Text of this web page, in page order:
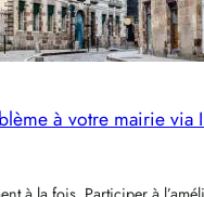
à votre mairie via